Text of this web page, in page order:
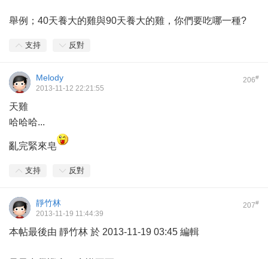
舉例；40天養大的雞與90天養大的雞，你們要吃哪一種?
支持 反對
206#
Melody
2013-11-12 22:21:55
天雞
哈哈哈...
亂完緊來皂
支持 反對
207#
靜竹林
2013-11-19 11:44:39
本帖最後由 靜竹林 於 2013-11-19 03:45 編輯